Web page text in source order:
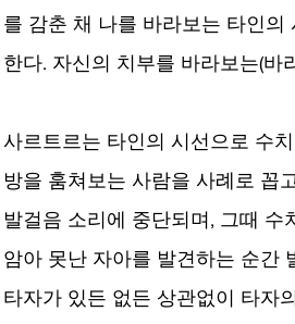
를 감춘 채 나를 바라보는 타인
한다. 자신의 치부를 바라보는(바
사르트르는 타인의 시선으로 수
방을 훔쳐보는 사람을 사례로 꼽
발걸음 소리에 중단되며, 그때 수
암아 못난 자아를 발견하는 순간
타자가 있든 없든 상관없이 타자